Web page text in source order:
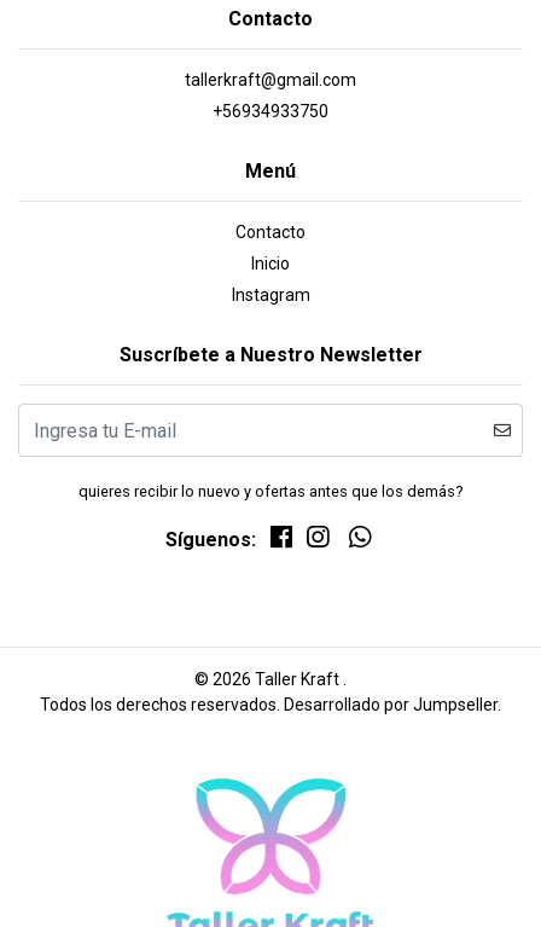
Contacto
tallerkraft@gmail.com
+56934933750
Menú
Contacto
Inicio
Instagram
Suscríbete a Nuestro Newsletter
quieres recibir lo nuevo y ofertas antes que los demás?
Síguenos:
© 2026 Taller Kraft .
Todos los derechos reservados. Desarrollado por Jumpseller.